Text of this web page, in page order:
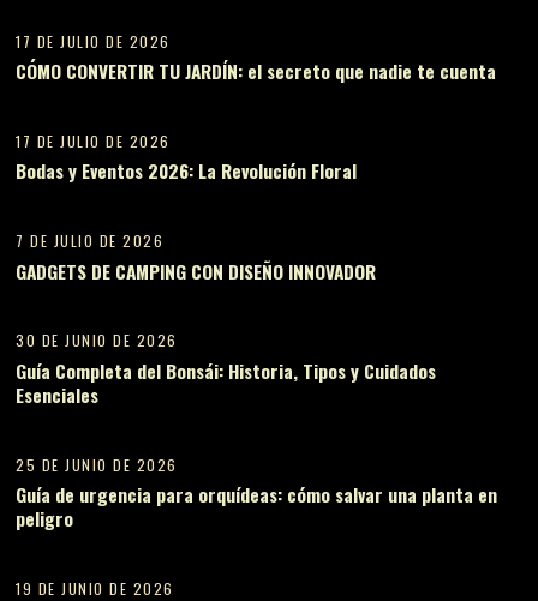
17 DE JULIO DE 2026
CÓMO CONVERTIR TU JARDÍN: el secreto que nadie te cuenta
04
17 DE JULIO DE 2026
Bodas y Eventos 2026: La Revolución Floral
7 DE JULIO DE 2026
GADGETS DE CAMPING CON DISEÑO INNOVADOR
30 DE JUNIO DE 2026
Guía Completa del Bonsái: Historia, Tipos y Cuidados
Esenciales
25 DE JUNIO DE 2026
Guía de urgencia para orquídeas: cómo salvar una planta en
peligro
19 DE JUNIO DE 2026